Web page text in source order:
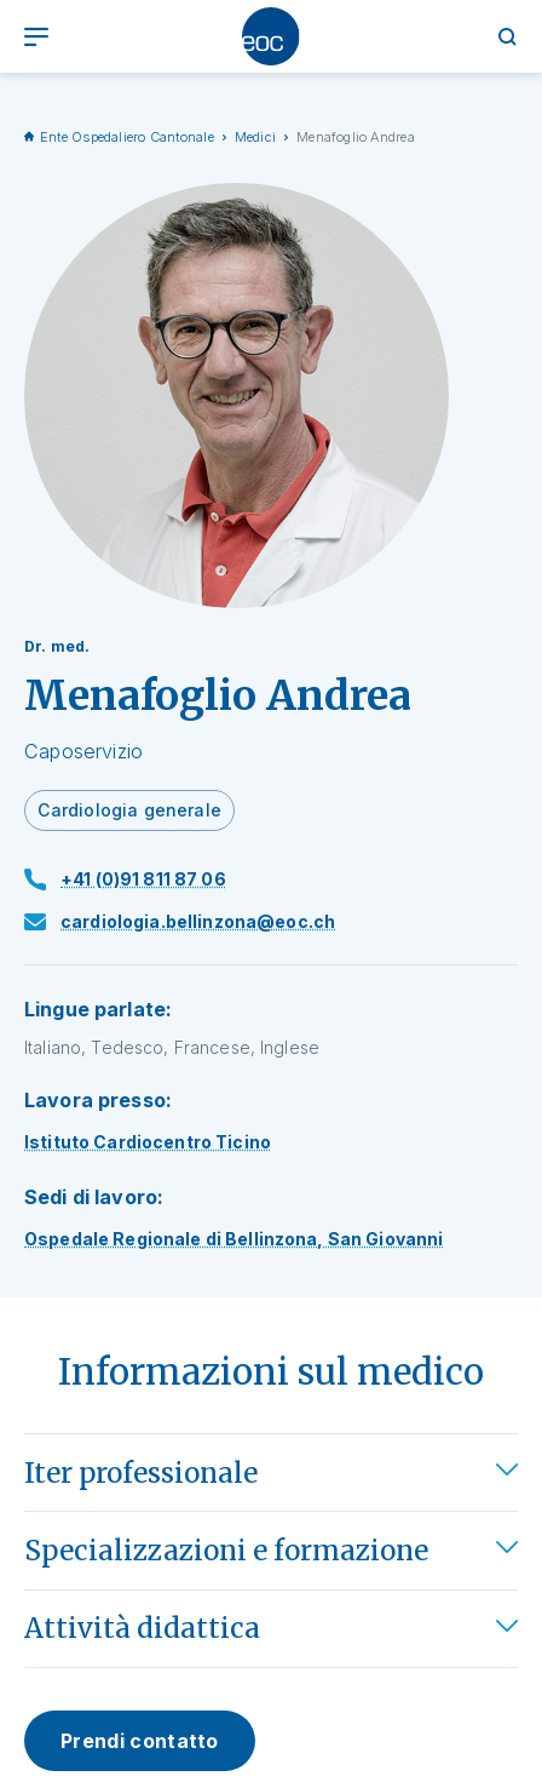
Ente Ospedaliero Cantonale Medici Menafoglio Andrea
Dr. med.
Menafoglio Andrea
Caposervizio
Cardiologia generale
+41 (0)91 811 87 06
cardiologia.bellinzona@eoc.ch
Lingue parlate:
Italiano, Tedesco, Francese, Inglese
Lavora presso:
Istituto Cardiocentro Ticino
Sedi di lavoro:
Ospedale Regionale di Bellinzona, San Giovanni
Informazioni sul medico
Iter professionale
Specializzazioni e formazione
Attività didattica
Prendi contatto